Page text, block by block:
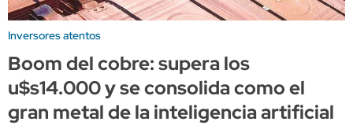
Inversores atentos
Boom del cobre: supera los
u$s14.000 y se consolida como el
gran metal de la inteligencia artificial